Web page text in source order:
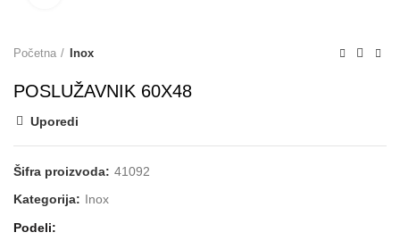
Početna Inox
POSLUŽAVNIK 60X48
Uporedi
Šifra proizvoda: 41092
Kategorija: Inox
Podeli